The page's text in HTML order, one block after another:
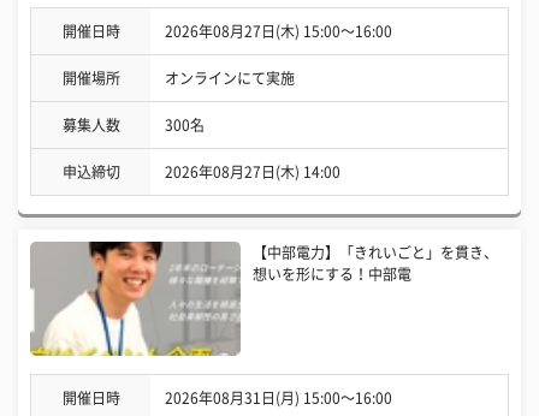
開催日時 2026年08月27日(木) 15:00〜16:00
開催場所 オンラインにて実施
募集人数 300名
申込締切 2026年08月27日(木) 14:00
【中部電力】「きれいごと」を貫き、
想いを形にする！中部電
開催日時 2026年08月31日(月) 15:00〜16:00